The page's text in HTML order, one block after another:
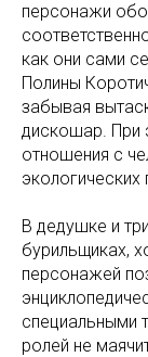
персонажи
как они сами
Полины
забывая
дискошар. При
отношения с
В дедушке и
бурильщиках,
персонажей
специальными
ролей не